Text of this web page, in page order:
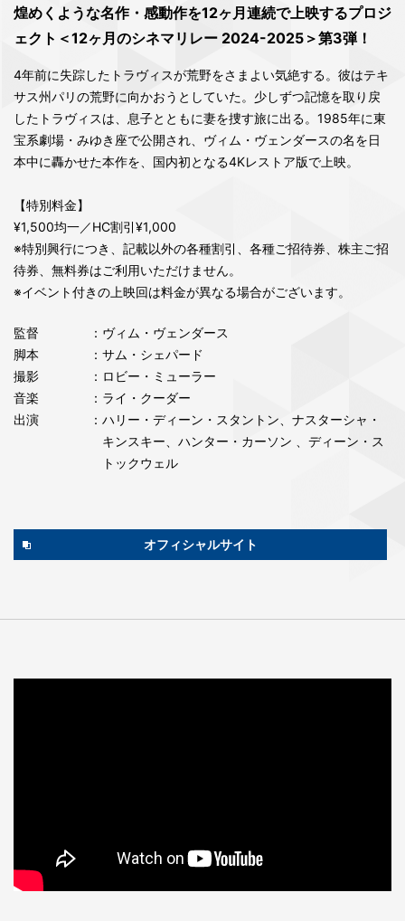
煌めくような名作・感動作を12ヶ月連続で上映するプロジ
ェクト＜12ヶ月のシネマリレー 2024-2025＞第3弾！
4年前に失踪したトラヴィスが荒野をさまよい気絶する。彼はテキ
サス州パリの荒野に向かおうとしていた。少しずつ記憶を取り戻
したトラヴィスは、息子とともに妻を捜す旅に出る。1985年に東
宝系劇場・みゆき座で公開され、ヴィム・ヴェンダースの名を日
本中に轟かせた本作を、国内初となる4Kレストア版で上映。
【特別料金】
¥1,500均一／HC割引¥1,000
※特別興行につき、記載以外の各種割引、各種ご招待券、株主ご招
待券、無料券はご利用いただけません。
※イベント付きの上映回は料金が異なる場合がございます。
監督
：ヴィム・ヴェンダース
脚本
：サム・シェパード
撮影
：ロビー・ミューラー
音楽
：ライ・クーダー
出演
：ハリー・ディーン・スタントン、ナスターシャ・
キンスキー、ハンター・カーソン 、ディーン・ス
トックウェル
オフィシャルサイト